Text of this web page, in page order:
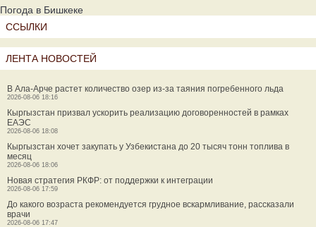
Погода в Бишкеке
ССЫЛКИ
ЛЕНТА НОВОСТЕЙ
В Ала-Арче растет количество озер из-за таяния погребенного льда
2026-08-06 18:16
Кыргызстан призвал ускорить реализацию договоренностей в рамках
ЕАЭС
2026-08-06 18:08
Кыргызстан хочет закупать у Узбекистана до 20 тысяч тонн топлива в
месяц
2026-08-06 18:06
Новая стратегия РКФР: от поддержки к интеграции
2026-08-06 17:59
До какого возраста рекомендуется грудное вскармливание, рассказали
врачи
2026-08-06 17:47